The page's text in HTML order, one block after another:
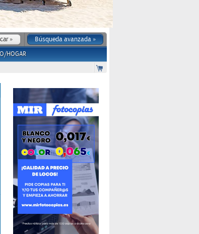
Búsqueda avanzada »
HOGAR